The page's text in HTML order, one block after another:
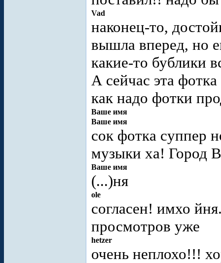
Vad
наконец-то,
вышла вперед, но
какие-то бублики
А сейчас эта
как надо фотки
Ваше имя
Ваше имя
сок фотка суппер
музыки ха! Город
Ваше имя
(...)ня
ole
согласен! имхо
просмотров уже
hetzer
очень неплохо!!!